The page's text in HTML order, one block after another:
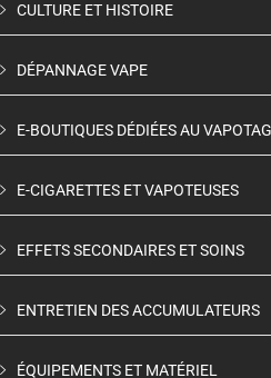
CULTURE ET HISTOIRE
DÉPANNAGE VAPE
E-BOUTIQUES DÉDIÉES AU
E-CIGARETTES ET VAPOTEUSES
EFFETS SECONDAIRES ET SOINS
ENTRETIEN DES ACCUMULATEURS
ÉQUIPEMENTS ET MATÉRIEL